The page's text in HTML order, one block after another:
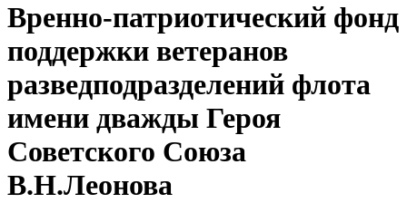
Вренно-патриотический фонд
поддержки ветеранов
разведподразделений флота
имени дважды Героя
Советского Союза
В.Н.Леонова